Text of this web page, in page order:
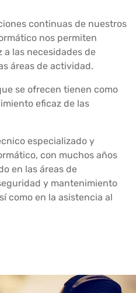
continuas de nuestros
nos permiten
a las necesidades de
áreas de actividad.
se ofrecen tienen como
eficaz de las
especializado y
con muchos años
en las áreas de
y mantenimiento
como en la asistencia al